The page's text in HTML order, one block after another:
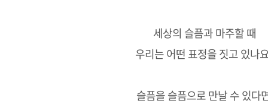
세상의 슬픔과 마주할 때
우리는 어떤 표정을 짓고 있나
슬픔을 슬픔으로 만날 수 있다